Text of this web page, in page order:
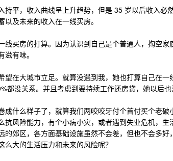
持平，收入曲线呈上升趋势，但是 35 岁以后收入必
及未来的收入在一线买房。
线买房的打算。因为认识到自己是个普通人，掏空家
有味。
望在大城市立足。就算没遇到我，她也打算自己在一
都没关系。并且考虑到要持续工作还房贷，她以后也
成什么样子了，就算我们两咬咬牙付个首付买个老破
风险能力，有个小病小灾，或者遇到失业危机，生
的郊区，各方面基础设施虽然不会差，但也不会多好
大的生活压力和未来的风险呢？